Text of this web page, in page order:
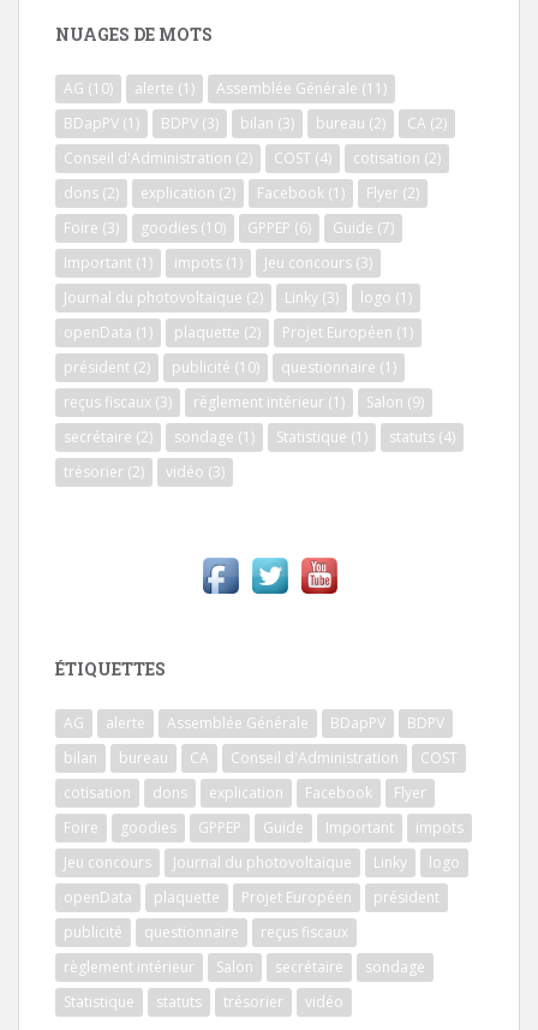
NUAGES DE MOTS
AG (10) alerte (1) Assemblée Générale (11)
BDapPV (1) BDPV (3) bilan (3) bureau (2) CA (2)
Conseil d'Administration (2) COST (4) cotisation (2)
dons (2) explication (2) Facebook (1) Flyer (2)
Foire (3) goodies (10) GPPEP (6) Guide (7)
Important (1) impots (1) Jeu concours (3)
Journal du photovoltaïque (2) Linky (3) logo (1)
openData (1) plaquette (2) Projet Européen (1)
président (2) publicité (10) questionnaire (1)
reçus fiscaux (3) règlement intérieur (1) Salon (9)
secrétaire (2) sondage (1) Statistique (1) statuts (4)
trésorier (2) vidéo (3)
ÉTIQUETTES
AG alerte Assemblée Générale BDapPV
BDPV
bilan
bureau CA Conseil d'Administration
COST
cotisation
dons explication Facebook
Flyer
Foire
goodies GPPEP Guide Important
impots
Jeu concours
Journal du photovoltaïque Linky
logo
openData
plaquette Projet Européen
président
publicité
questionnaire
reçus fiscaux
règlement intérieur
Salon secrétaire
sondage
Statistique
statuts trésorier vidéo